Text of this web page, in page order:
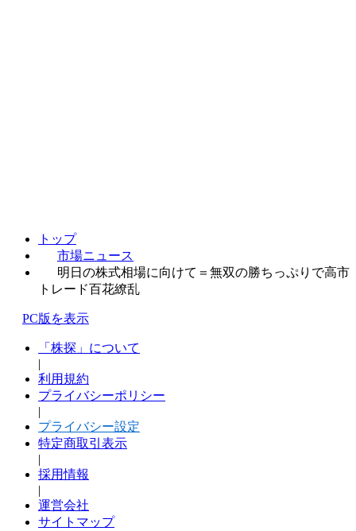
トップ
市場ニュース
明日の株式相場に向けて＝無双の勝ちっぷりで高市
トレード百花繚乱
PC版を表示
「株探」について
|
利用規約
プライバシーポリシー
|
プライバシー設定
特定商取引表示
|
採用情報
|
運営会社
サイトマップ